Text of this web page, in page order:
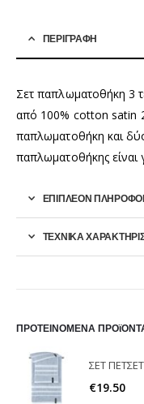
ΠΕΡΙΓΡΑΦΉ
Σετ παπλωματοθήκη 3
από 100% cotton satin
παπλωματοθήκη και
παπλωματοθήκης
ΕΠΙΠΛΈΟΝ
ΤΕΧΝΙΚΑ
ΠΡΟΤΕΙΝΟΜΕΝΑ
ΣΕΤ
€19.50